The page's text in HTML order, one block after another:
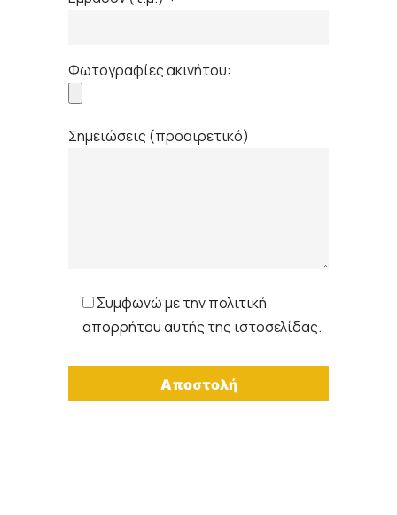
Φωτογραφίες ακινήτου:
Σημειώσεις (προαιρετικό)
Συμφωνώ με τηνπολιτική
απορρήτουαυτής της ιστοσελίδας.